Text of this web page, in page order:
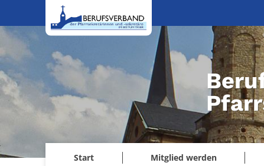
Zum Inhalt springen
Start Mitglied werden